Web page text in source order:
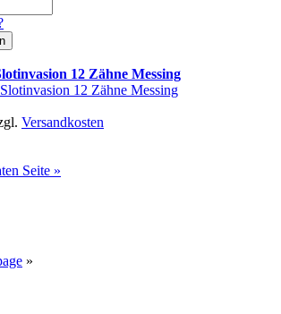
12 Zähne Messing
Versandkosten
Seite »
»